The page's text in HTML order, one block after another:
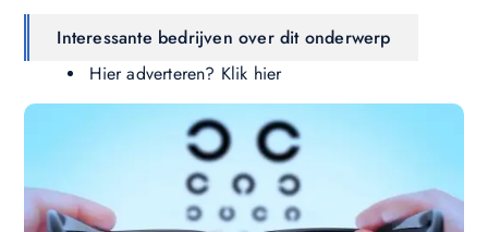
Interessante bedrijven over dit onderwerp
Hier adverteren? Klik hier